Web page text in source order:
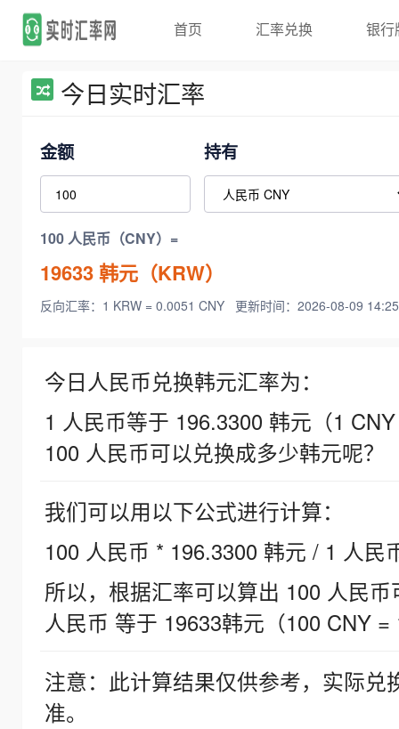
首页 汇率兑换 银行
今日实时汇率
金额 持有
100 人民币（CNY）=
19633韩元（KRW）
反向汇率：1 KRW = 0.0051 CNY 更新时间：2026-08-09
今日人民币兑换韩元汇率为：
1 人民币等于 196.3300 韩元（1
100 人民币可以兑换成多少韩元呢？
我们可以用以下公式进行计算：
100 人民币 * 196.3300 韩元 / 1 人民
所以，根据汇率可以算出 100 人民
人民币 等于 19633韩元（100 CNY =
注意：此计算结果仅供参考，实际
准。